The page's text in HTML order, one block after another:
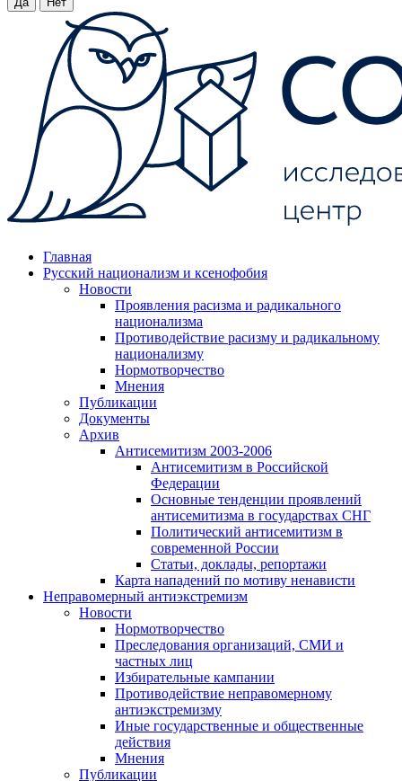
Главная
Русский национализм и ксенофобия
Новости
Проявления расизма и радикального
национализма
Противодействие расизму и радикальному
национализму
Нормотворчество
Мнения
Публикации
Документы
Архив
Антисемитизм 2003-2006
Антисемитизм в Российской
Федерации
Основные тенденции проявлений
антисемитизма в государствах СНГ
Политический антисемитизм в
современной России
Статьи, доклады, репортажи
Карта нападений по мотиву ненависти
Неправомерный антиэкстремизм
Новости
Нормотворчество
Преследования организаций, СМИ и
частных лиц
Избирательные кампании
Противодействие неправомерному
антиэкстремизму
Иные государственные и общественные
действия
Мнения
Публикации